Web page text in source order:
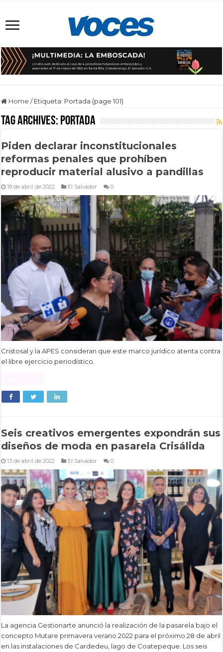
Home / Etiqueta: Portada (page 101)
Tag Archives: Portada
Piden declarar inconstitucionales
reformas penales que prohíben
reproducir material alusivo a pandillas
19 de abril de 2022 El Salvador 0
Cristosal y la APES consideran que este marco jurídico atenta contra
el libre ejercicio periodístico.
Seis creativos emergentes expondrán sus
diseños de moda en pasarela Crisálida
13 de abril de 2022 El Salvador 0
La agencia Gestionarte anunció la realización de la pasarela bajo el
concepto Mutare primavera verano 2022 para el próximo 28 de abril
en las instalaciones de Cardedeu, lago de Coatepeque. Los seis